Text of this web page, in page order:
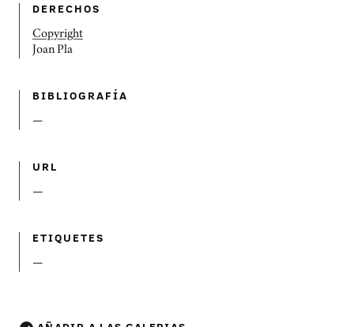
DERECHOS
Copyright
Joan Pla
BIBLIOGRAFÍ­A
—
URL
—
ETIQUETES
—